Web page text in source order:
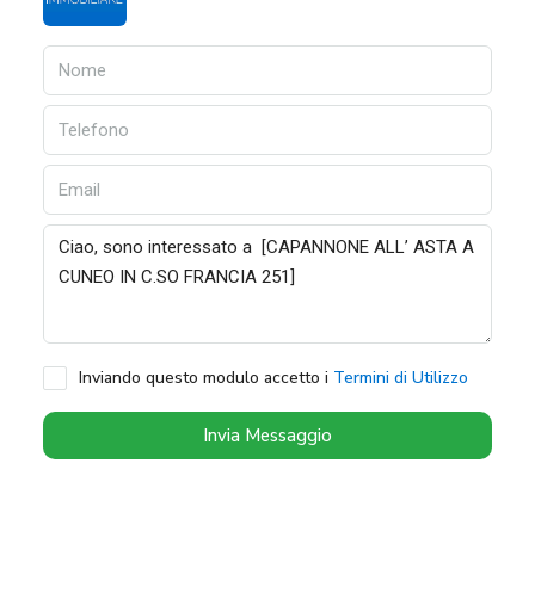
Inviando questo modulo accetto i Termini di Utilizzo
Invia Messaggio